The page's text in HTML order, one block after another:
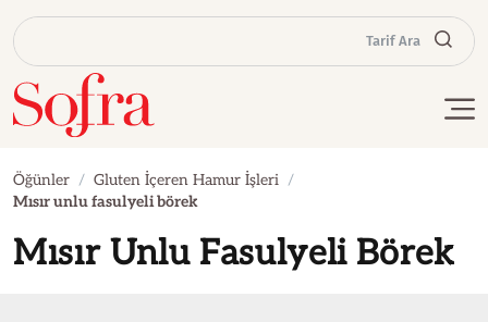
Tarif Ara
Öğünler
Gluten İçeren Hamur İşleri
Mısır unlu fasulyeli börek
Mısır Unlu Fasulyeli Börek